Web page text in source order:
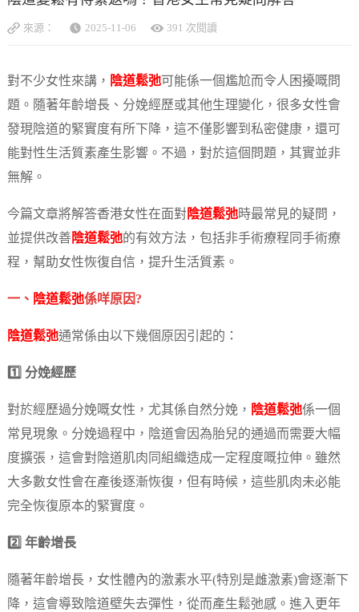
來源： 2025-11-06 391 次閱讀
對不少女性來講， 陰道鬆弛可能係一個尷尬而令人困擾嘅問
題。隨著年齡增長、分娩經歷或其他生理變化，很多女性會
發現陰道的緊實度有所下降，這不僅影響到私密健康，還可
能對性生活質素產生影響。不過，對於這個問題，其實並非
無解。
今篇文章將解答香港女性在面對陰道鬆弛時最常見的疑問，
並提供改善陰道鬆弛的有效方法，包括非手術療程同手術療
程，幫助女性恢復自信，提升生活質素。
一、 陰道鬆弛係咩原因?
陰道鬆弛通常係由以下幾個原因引起的：
1️⃣ 分娩經歷
對於經歷過分娩嘅女性，尤其係自然分娩， 陰道鬆弛係一個
常見現象。分娩過程中，陰道會因為胎兒的通過而需要大幅
度擴張，這會對陰道肌肉同組織造成一定程度嘅拉伸。雖然
大多數女性會在產後逐漸恢復，但有時候，這些肌肉未必能
完全恢復原本的緊實度。
2️⃣ 年齡增長
隨著年齡增長，女性體內的激素水平(特別是雌激素)會逐漸下
降，這會導致陰道壁失去彈性，從而產生鬆弛感。進入更年